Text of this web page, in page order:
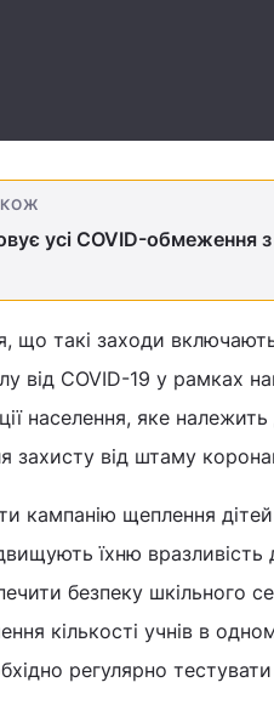
усі COVID-обмеження
що такі заходи
від COVID-19 у рамках
населення, яке
захисту від штаму
кампанію щеплення
їхню вразливість
безпеку шкільного
кількості учнів в
регулярно